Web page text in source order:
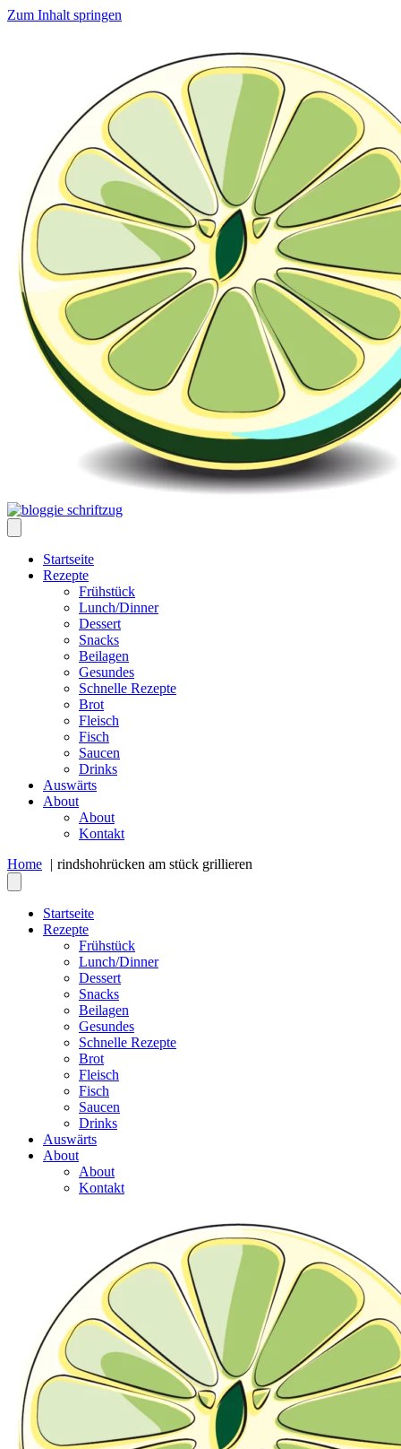
Zum Inhalt springen
Startseite
Rezepte
Frühstück
Lunch/Dinner
Dessert
Snacks
Beilagen
Gesundes
Schnelle Rezepte
Brot
Fleisch
Fisch
Saucen
Drinks
Auswärts
About
About
Kontakt
Home
rindshohrücken am stück grillieren
Startseite
Rezepte
Frühstück
Lunch/Dinner
Dessert
Snacks
Beilagen
Gesundes
Schnelle Rezepte
Brot
Fleisch
Fisch
Saucen
Drinks
Auswärts
About
About
Kontakt